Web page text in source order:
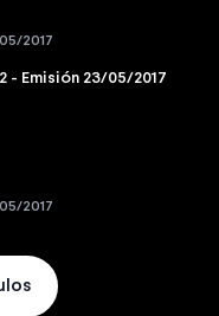
2017
- Emisión 23/05/2017
2017